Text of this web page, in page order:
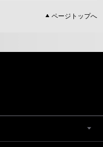
ページトップへ